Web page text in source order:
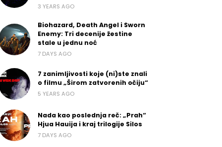
3 YEARS AGO
Biohazard, Death Angel i Sworn
Enemy: Tri decenije žestine
stale u jednu noć
7 DAYS AGO
7 zanimljivosti koje (ni)ste znali
o filmu „Širom zatvorenih očiju“
5 YEARS AGO
Nada kao poslednja reč: „Prah“
Hjua Hauija i kraj trilogije Silos
7 DAYS AGO